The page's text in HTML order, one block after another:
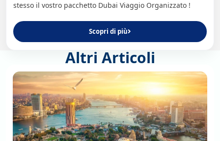
stesso il vostro pacchetto Dubai Viaggio Organizzato !
Scopri di più
Altri Articoli